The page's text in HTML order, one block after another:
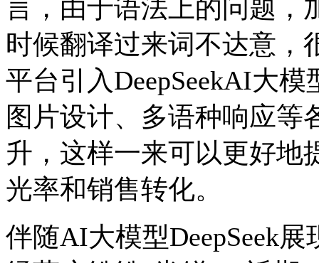
言，由于语法上的问题，
时候翻译过来词不达意，
平台引入DeepSeekAI大
图片设计、多语种响应等
升，这样一来可以更好地
光率和销售转化。
伴随AI大模型DeepSeek